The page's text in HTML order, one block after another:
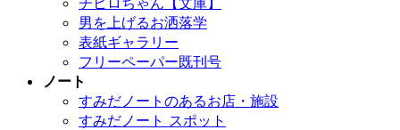
男を上げるお洒落学
表紙ギャラリー
フリーペーパー既刊号
ノート
すみだノートのあるお店・施設
すみだノート スポット